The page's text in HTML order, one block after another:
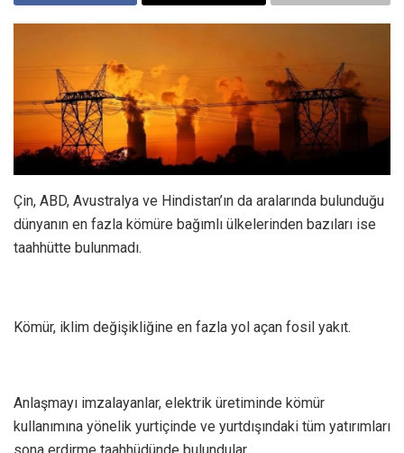
Çin, ABD, Avustralya ve Hindistan’ın da aralarında bulunduğu
dünyanın en fazla kömüre bağımlı ülkelerinden bazıları ise
taahhütte bulunmadı.
Kömür, iklim değişikliğine en fazla yol açan fosil yakıt.
Anlaşmayı imzalayanlar, elektrik üretiminde kömür
kullanımına yönelik yurtiçinde ve yurtdışındaki tüm yatırımları
sona erdirme taahhüdünde bulundular.